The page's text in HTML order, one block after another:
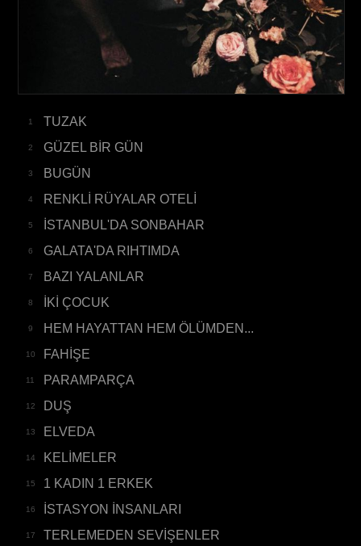
1 TUZAK
2 GÜZEL BİR GÜN
3 BUGÜN
4 RENKLİ RÜYALAR OTELİ
5 İSTANBUL'DA SONBAHAR
6 GALATA'DA RIHTIMDA
7 BAZI YALANLAR
8 İKİ ÇOCUK
9 HEM HAYATTAN HEM ÖLÜMDEN...
10 FAHİŞE
11 PARAMPARÇA
12 DUŞ
13 ELVEDA
14 KELİMELER
15 1 KADIN 1 ERKEK
16 İSTASYON İNSANLARI
17 TERLEMEDEN SEVİŞENLER